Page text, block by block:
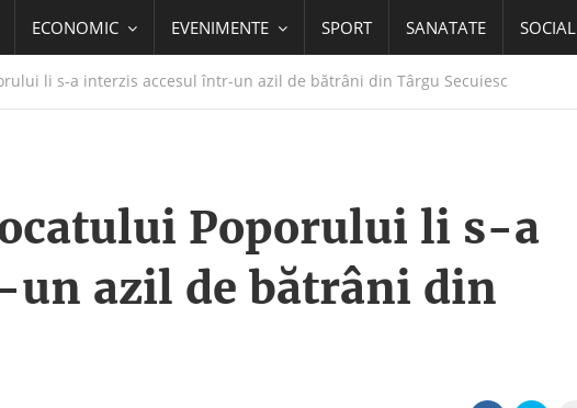
ECONOMIC EVENIMENTE SPORT SANATATE SOCIAL
li s-a interzis accesul într-un azil de bătrâni din Târgu Secuiesc
Poporului li s-a
azil de bătrâni din